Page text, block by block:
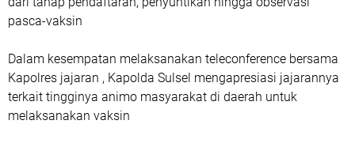
pasca-vaksin
Dalam kesempatan melaksanakan teleconference bersama
Kapolres jajaran , Kapolda Sulsel mengapresiasi jajarannya
terkait tingginya animo masyarakat di daerah untuk
melaksanakan vaksin